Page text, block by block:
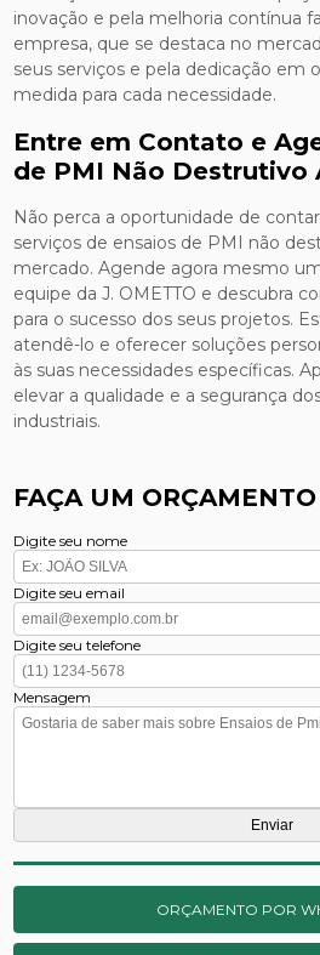
inovação e pela melhoria contínua
empresa, que se destaca no
seus serviços e pela dedicação em
medida para cada necessidade.
Entre em Contato e
de PMI Não Destrutivo
Não perca a oportunidade de
serviços de ensaios de PMI não
mercado. Agende agora mesmo
equipe da J. OMETTO e descubra
para o sucesso dos seus projetos.
atendê-lo e oferecer soluções
às suas necessidades específicas.
elevar a qualidade e a segurança
industriais.
FAÇA UM ORÇAMENTO
Digite seu nome
Digite seu email
Digite seu telefone
Mensagem
ORÇAMENTO POR